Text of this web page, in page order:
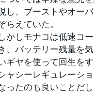
し、ブーストやオー
らえていた。
かしモナコは低速コ
、バッテリー残量を
ギヤを使って回生を
シャシーレギュレーシ
ったのも良いことだ